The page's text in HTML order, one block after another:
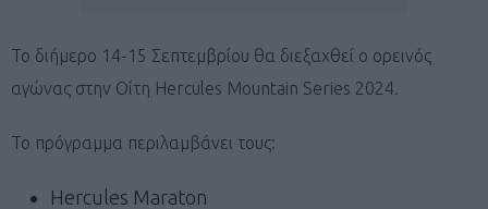
Το διήμερο 14-15 Σεπτεμβρίου θα διεξαχθεί ο ορεινός
αγώνας στην Οίτη Hercules Mountain Series 2024.
Το πρόγραμμα περιλαμβάνει τους:
Hercules Maraton